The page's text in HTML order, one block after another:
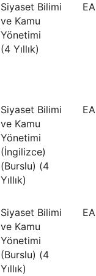
Siyaset Bilimi
ve Kamu
Yönetimi
(4 Yıllık)
EA
Siyaset Bilimi
ve Kamu
Yönetimi
(İngilizce)
(Burslu) (4
Yıllık)
EA
Siyaset Bilimi
ve Kamu
Yönetimi
(Burslu) (4
Yıllık)
EA